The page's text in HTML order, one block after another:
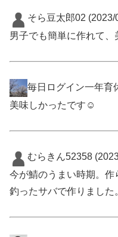
そら豆太郎02 (2023/
男子でも簡単に作れて、
毎日ログイン一年育
美味しかったです☺
むらきん52358
今が鯖のうまい時期。
釣ったサバで作りました